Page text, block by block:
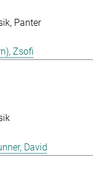
Panter
Zsofi
David